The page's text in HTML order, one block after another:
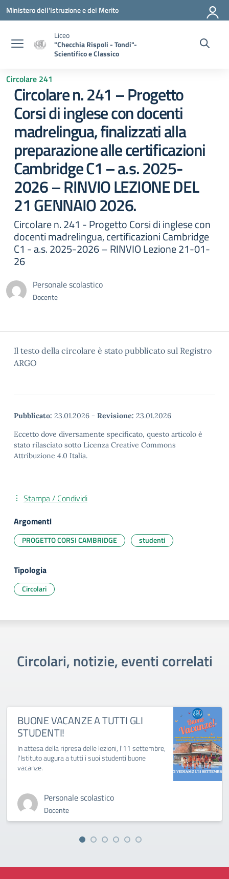
Vai ai contenuti
Vai al menu di navigazione
Vai al footer
Ministero dell'Istruzione e del Merito
Liceo
"Checchia Rispoli - Tondi"-
Scientifico e Classico
Circolare 241
Circolare n. 241 – Progetto
Corsi di inglese con docenti
madrelingua, finalizzati alla
preparazione alle certificazioni
Cambridge C1 – a.s. 2025-
2026 – RINVIO LEZIONE DEL
21 GENNAIO 2026.
Circolare n. 241 - Progetto Corsi di inglese con
docenti madrelingua, certificazioni Cambridge
C1 - a.s. 2025-2026 – RINVIO Lezione 21-01-
26
Personale scolastico
Docente
Il testo della circolare è stato pubblicato sul Registro
ARGO
Pubblicato: 23.01.2026 - Revisione: 23.01.2026
Eccetto dove diversamente specificato, questo articolo è
stato rilasciato sotto Licenza Creative Commons
Attribuzione 4.0 Italia.
Stampa / Condividi
Argomenti
PROGETTO CORSI CAMBRIDGE studenti
Tipologia
Circolari
Circolari, notizie, eventi correlati
BUONE VACANZE A TUTTI GLI
STUDENTI!
In attesa della ripresa delle lezioni, l'11 settembre,
l'Istituto augura a tutti i suoi studenti buone
vacanze.
Personale scolastico
Docente